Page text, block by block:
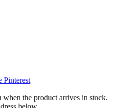
Pinterest
the product arrives in stock.
below.